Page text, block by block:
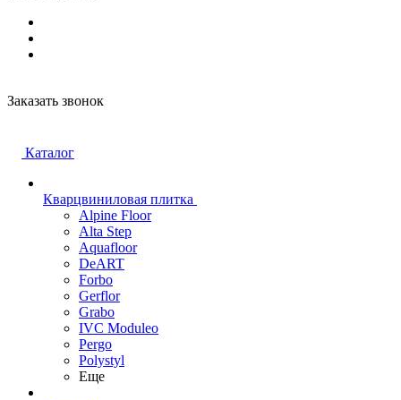
Заказать звонок
Каталог
Кварцвиниловая плитка
Alpine Floor
Alta Step
Aquafloor
DeART
Forbo
Gerflor
Grabo
IVC Moduleo
Pergo
Polystyl
Еще